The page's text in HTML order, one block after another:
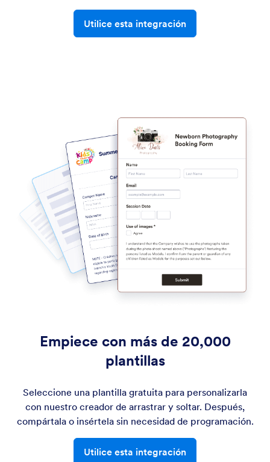
Utilice esta integración
Empiece con más de 20,000
plantillas
Seleccione una plantilla gratuita para personalizarla
con nuestro creador de arrastrar y soltar. Después,
compártala o insértela sin necesidad de programación.
Utilice esta integración